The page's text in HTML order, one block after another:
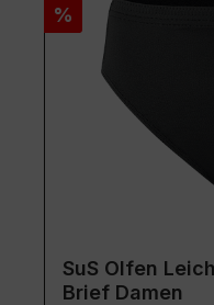
Rabatt
%
SuS Olfen
Brief Damen